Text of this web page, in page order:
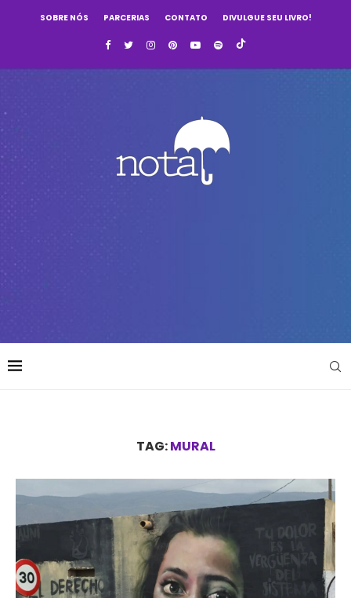
SOBRE NÓS PARCERIAS CONTATO DIVULGUE SEU LIVRO!
TAG:MURAL